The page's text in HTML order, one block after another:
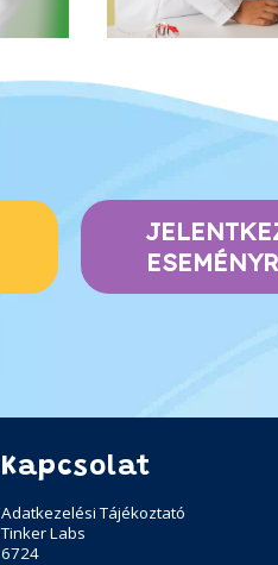
Kapcsolat
Adatkezelési Tájékoztató
Tinker Labs
6724